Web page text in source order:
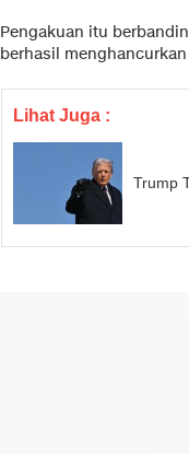
Pengakuan itu
berhasil
Lihat Juga :
Trump